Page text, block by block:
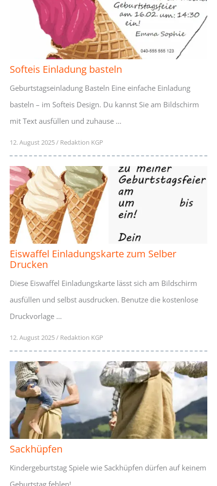
Softeis Einladung basteln
Geburtstagseinladung Basteln Eine einfache Einladung
basteln – im Softeis Design. Du kannst Sie am Bildschirm
mit Text ausfüllen und zuhause …
12. August 2025/ Redaktion KGP
Eiswaffel Einladungskarte zum Selber
Drucken
Diese Eiswaffel Einladungskarte lässt sich am Bildschirm
ausfüllen und selbst ausdrucken. Benutze die kostenlose
Druckvorlage …
12. August 2025/ Redaktion KGP
Sackhüpfen
Kindergeburtstag Spiele wie Sackhüpfen dürfen auf keinem